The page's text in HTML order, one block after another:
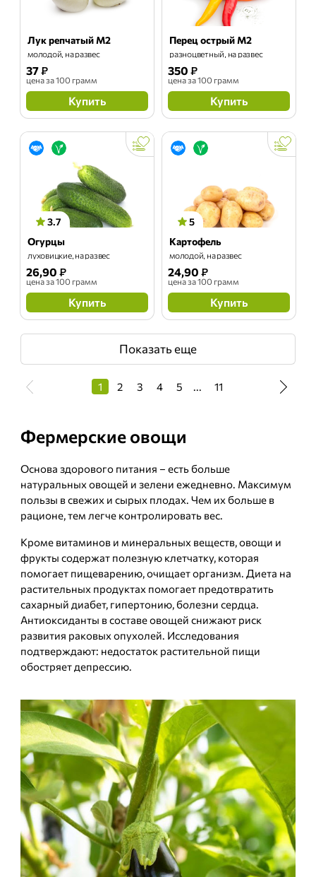
Лук репчатый М2
молодой, на развес
37₽
ценаза 100 грамм
Купить
Перец острый М2
разноцветный, на развес
350 ₽
ценаза 100 грамм
Купить
3.7
Огурцы
луховицкие, на развес
26,90 ₽
ценаза 100 грамм
Купить
5
Картофель
молодой, на развес
24,90 ₽
ценаза 100 грамм
Купить
Показать еще
1 2 3 4 5 ... 11
Фермерские овощи
Основа здорового питания – есть больше
натуральных овощей и зелени ежедневно. Максимум
пользы в свежих и сырых плодах. Чем их больше в
рационе, тем легче контролировать вес.
Кроме витаминов и минеральных веществ, овощи и
фрукты содержат полезную клетчатку, которая
помогает пищеварению, очищает организм. Диета на
растительных продуктах помогает предотвратить
сахарный диабет, гипертонию, болезни сердца.
Антиоксиданты в составе овощей снижают риск
развития раковых опухолей. Исследования
подтверждают: недостаток растительной пищи
обостряет депрессию.